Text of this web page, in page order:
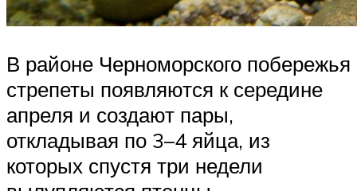
В районе Черноморского побережья
стрепеты появляются к середине
апреля и создают пары,
откладывая по 3–4 яйца, из
которых спустя три недели